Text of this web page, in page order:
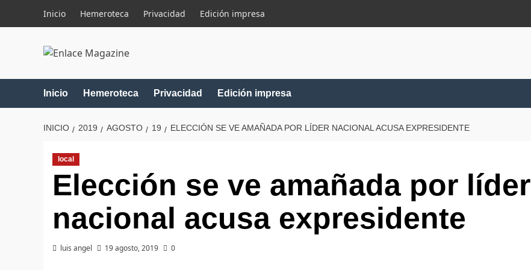
Inicio Hemeroteca Privacidad Edición impresa
Inicio Hemeroteca Privacidad Edición impresa
INICIO 2019 AGOSTO 19 ELECCIÓN SE VE AMAÑADA POR LÍDER NACIONAL ACUSA EXPRESIDENTE
local
Elección se ve amañada por líder
nacional acusa expresidente
luis angel 19 agosto, 2019 0